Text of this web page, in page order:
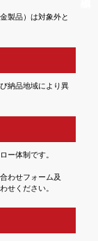
製品）は対象外と
納品地域により異
ー体制です。
わせフォーム及
せください。